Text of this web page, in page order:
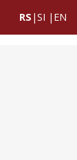
RS |SI | EN